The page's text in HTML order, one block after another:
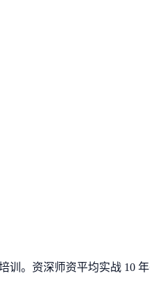
。资深师资平均实战 10 年